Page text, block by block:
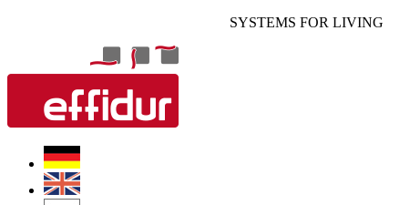
SYSTEMS FOR LIVING